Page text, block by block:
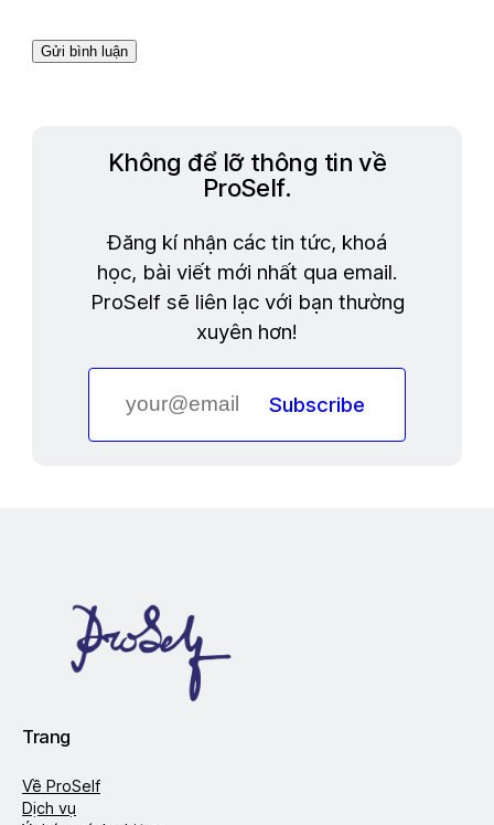
Không để lỡ thông tin về
ProSelf.
Đăng kí nhận các tin tức, khoá
học, bài viết mới nhất qua email.
ProSelf sẽ liên lạc với bạn thường
xuyên hơn!
Subscribe
Trang
Về ProSelf
Dịch vụ